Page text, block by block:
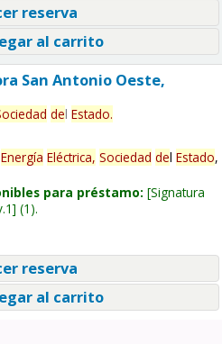
reserva
al carrito
San Antonio Oeste,
del Estado.
Energía Eléctrica, Sociedad del Estado,
para préstamo: Signatura
(1).
reserva
al carrito